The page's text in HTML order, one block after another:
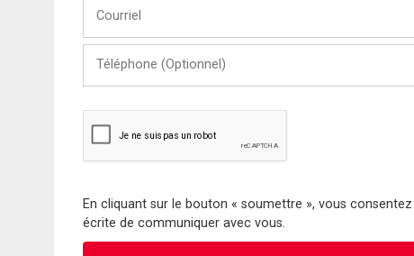
(Optionnel)
En cliquant sur le bouton « soumettre », vous
écrite de communiquer avec vous.